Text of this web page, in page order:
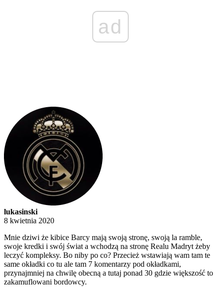
ad
lukasinski
8 kwietnia 2020
Mnie dziwi że kibice Barcy mają swoją stronę, swoją la ramble,
swoje kredki i swój świat a wchodzą na stronę Realu Madryt żeby
leczyć kompleksy. Bo niby po co? Przecież wstawiają wam tam te
same okładki co tu ale tam 7 komentarzy pod okładkami,
przynajmniej na chwilę obecną a tutaj ponad 30 gdzie większość to
zakamuflowani bordowcy.